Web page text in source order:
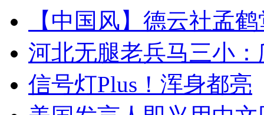
【中国风】德云社孟
河北无腿老兵马三小
信号灯Plus！浑身都亮